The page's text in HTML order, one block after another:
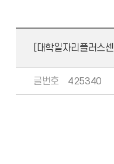
[대학일자리플러스
글번호 425340